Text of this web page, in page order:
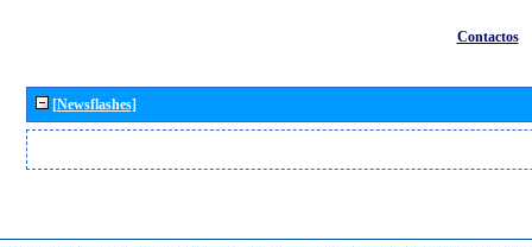
Contactos
[Newsflashes]